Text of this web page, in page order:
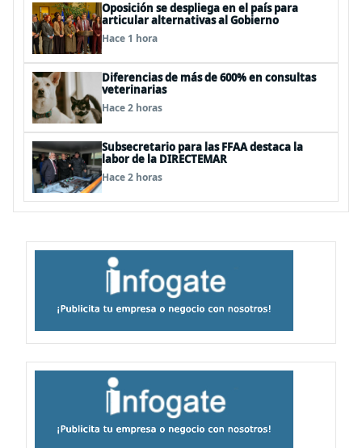
Oposición se despliega en el país para
articular alternativas al Gobierno
Hace 1 hora
Diferencias de más de 600% en consultas
veterinarias
Hace 2 horas
Subsecretario para las FFAA destaca la
labor de la DIRECTEMAR
Hace 2 horas